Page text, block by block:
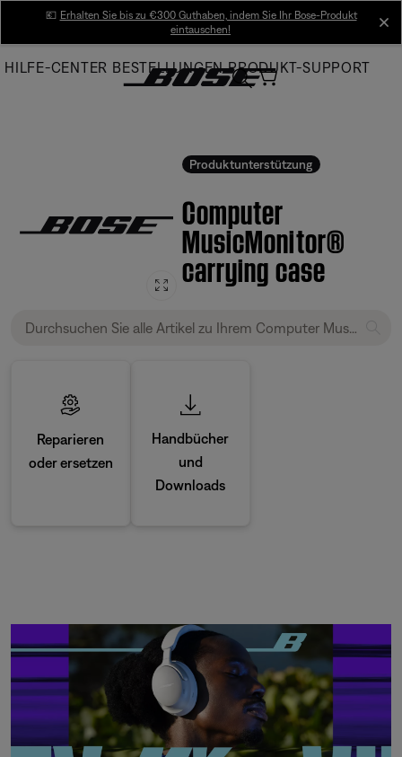
Main
💶 Erhalten Sie bis zu €300 Guthaben, indem Sie Ihr Bose-Produkt
eintauschen!
HILFE-CENTER BESTELLUNGEN PRODUKT-SUPPORT
Produktunterstützung
Computer
MusicMonitor®
carrying case
Reparieren
oder ersetzen
Handbücher
und
Downloads